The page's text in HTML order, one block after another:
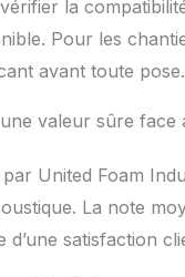
la
Pour les
avant toute
valeur sûre face
United Foam
La note
d’une satisfaction